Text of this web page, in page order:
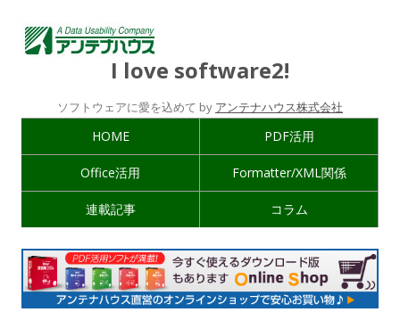
I love software2!
ソフトウェアに愛を込めて by アンテナハウス株式会社
HOME PDF活用
Office活用 Formatter/XML関係
連載記事 コラム